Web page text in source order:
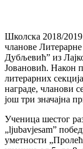
Школска 2018/
чланове
Дубљевић” из
Јовановић. Након
литерарних
награде, чланови
још три значајна
Ученица шестог
„ljubavjesam”
уметности